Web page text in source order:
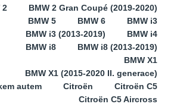
2
BMW 2 Gran Coupé (2019-2020)
BMW 5
BMW 6
BMW i3
BMW i3 (2013-2019)
BMW i4
BMW i8
BMW i8 (2013-2019)
BMW X1
BMW X1 (2015-2020 II. generace)
autem
Citroën
Citroën C5
Citroën C5 Aircross